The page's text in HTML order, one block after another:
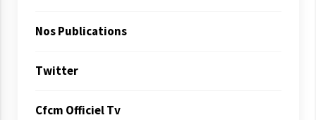
Nos Publications
Twitter
Cfcm Officiel Tv